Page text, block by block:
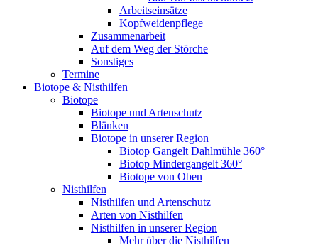
Arbeitseinsätze
Kopfweidenpflege
Zusammenarbeit
Auf dem Weg der Störche
Sonstiges
Termine
Biotope & Nisthilfen
Biotope
Biotope und Artenschutz
Blänken
Biotope in unserer Region
Biotop Gangelt Dahlmühle 360°
Biotop Mindergangelt 360°
Biotope von Oben
Nisthilfen
Nisthilfen und Artenschutz
Arten von Nisthilfen
Nisthilfen in unserer Region
Mehr über die Nisthilfen